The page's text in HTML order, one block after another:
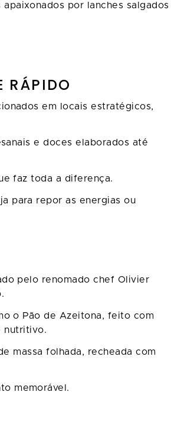
por lanches salgados
RÁPIDO
em locais estratégicos,
e doces elaborados até
faz toda a diferença.
para repor as energias ou
pelo renomado chef Olivier
o Pão de Azeitona, feito com
nutritivo.
massa folhada, recheada com
memorável.